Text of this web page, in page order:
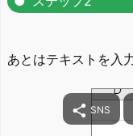
あとはテキストを入
 SNS